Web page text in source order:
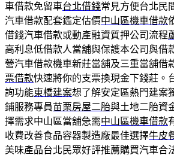
車借款免留車台北借錢常見方便台北民
汽車借款配套鑑定估價中山區機車借款
借錢汽車借款或動產融資質押公司流程
高利息低借款人當舖與保護本公司與借
營汽車借款機車新莊當舖及三重當舖借
票借款快速將你的支票換現金下錢莊。
詢功能東橋建案想了解安定區熱門建案
鋪服務專員苗栗房屋二胎與土地二胎資
擇需求中山區當舖急需中山區機車借款
收費改善食品容器製造廠最佳選擇牛皮
美味產品台北民眾好評推薦購買汽車合